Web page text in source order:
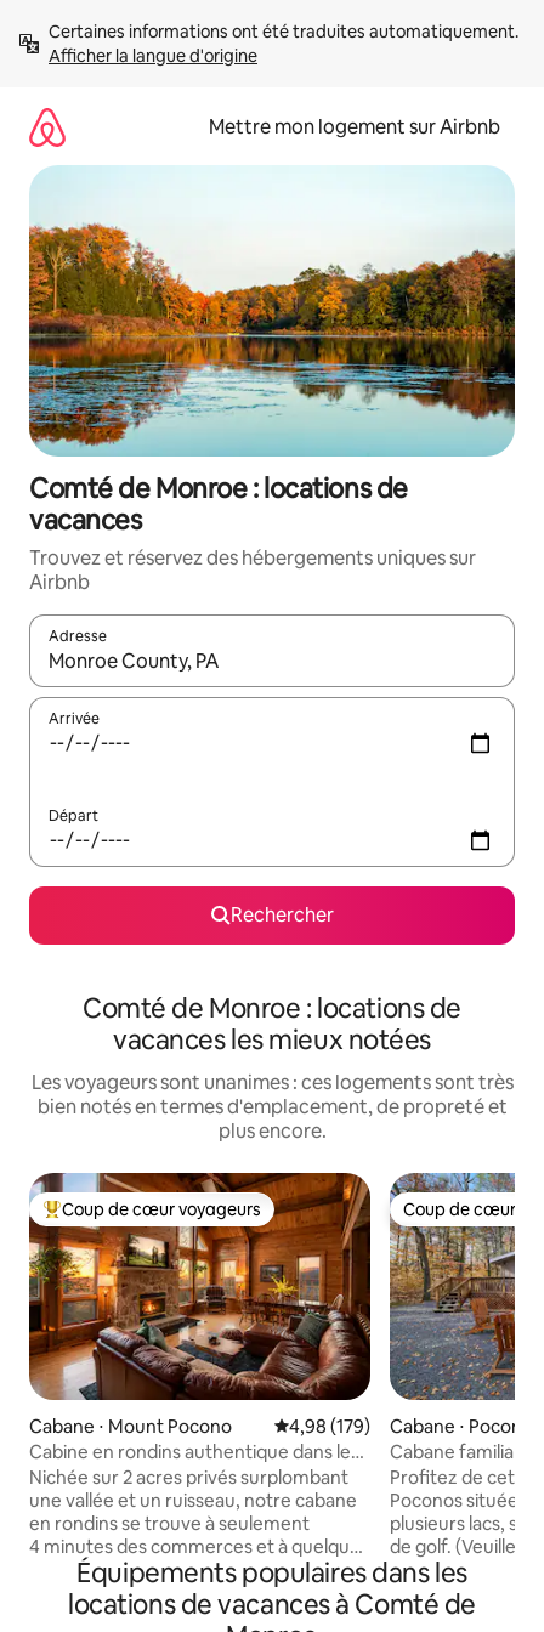
directement
Afficher la langue d'origine
Mettre mon logement sur Airbnb
Comté de Monroe : locations de
vacances
Trouvez et réservez des hébergements uniques sur
Airbnb
Adresse
Lorsque les résultats s'affichent, utilisez les flèches vers le
Arrivée
Départ
Rechercher
Comté de Monroe : locations de
vacances les mieux notées
Les voyageurs sont unanimes : ces logements sont très
bien notés en termes d'emplacement, de propreté et
plus encore.
Coups de cœur voyageurs les plus appréciés
Coup de cœur voyageurs
Cabane ⋅ Mount Pocono Évaluation moyenne sur la
4,98 (179)
Cabine en rondins authentique dans les
Poconos | Vue, jacuzzi et salle de jeux
Nichée sur 2 acres privés surplombant
une vallée et un ruisseau, notre cabane
en rondins se trouve à seulement
4 minutes des commerces et à quelques
minutes en voiture de Camelback,
Kalahari et Great Wolf Lodge. Beaucoup
d'espace dans le salon confortable, le
Coup de cœur
Coup de cœur
Cabane ⋅ Pocono
Cabane familiale I
Poconos
Profitez de cette
Poconos située à
plusieurs lacs,
de golf. (Veuillez
est PRIVÉ et que
d'abonnement.) Télévision → connectée
→ Wi-Fi fiable
Équipements populaires dans les
locations de vacances à Comté de